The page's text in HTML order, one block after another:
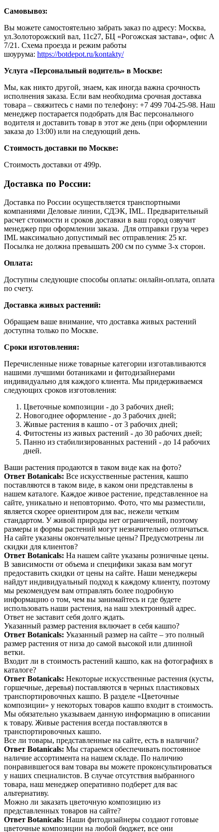
Самовывоз:
Вы можете самостоятельно забрать заказ по адресу: Москва,
ул.Золоторожский вал, 11с27, БЦ «Рогожская застава», офис А
7/21. Схема проезда и режим работы
шоурума: https://botdepot.ru/kontakty/
Услуга «Персональный водитель» в Москве:
Мы, как никто другой, знаем, как иногда важна срочность
исполнения заказа. Если вам необходима срочная доставка
товара – свяжитесь с нами по телефону: +7 499 704-25-98. Наш
менеджер постарается подобрать для Вас персонального
водителя и доставить товар в этот же день (при оформлении
заказа до 13:00) или на следующий день.
Стоимость доставки по Москве:
Cтоимость доставки от 499р.
Доставка по России:
Доставка по России осуществляется транспортными
компаниями Деловые линии, СДЭК, IML. Предварительный
расчет стоимости и сроков доставки в ваш город озвучит
менеджер при оформлении заказа. Для отправки груза через
IML максимально допустимый вес отправления: 25 кг.
Посылка не должна превышать 200 см по сумме 3-х сторон.
Оплата:
Доступны следующие способы оплаты: онлайн-оплата, оплата
по счету.
Доставка живых растений:
Обращаем ваше внимание, что доставка живых растений
доступна только по Москве.
Сроки изготовления:
Перечисленные ниже товарные категории изготавливаются
нашими лучшими ботаниками и фитодизайнерами
индивидуально для каждого клиента. Мы придерживаемся
следующих сроков изготовления:
Цветочные композиции - до 3 рабочих дней;
Новогоднее оформление - до 3 рабочих дней;
Живые растения в кашпо - от 3 рабочих дней;
Фитостены из живых растений - до 30 рабочих дней;
Панно из стабилизированных растений - до 14 рабочих
дней.
Ваши растения продаются в таком виде как на фото?
Ответ Botanicals: Все искусственные растения, кашпо
поставляются в таком виде, в каком они представлены в
нашем каталоге. Каждое живое растение, представленное на
сайте, уникально и неповторимо. Фото, что мы разместили,
является скорее ориентиром для вас, нежели четким
стандартом. У живой природы нет ограничений, поэтому
размеры и формы растений могут незначительно отличаться.
На сайте указаны окончательные цены? Предусмотрены ли
скидки для клиентов?
Ответ Botanicals: На нашем сайте указаны розничные цены.
В зависимости от объема и специфики заказа вам могут
предоставить скидки от цены на сайте. Наши менеджеры
найдут индивидуальный подход к каждому клиенту, поэтому
мы рекомендуем вам отправлять более подробную
информацию о том, чем вы занимайтесь и где будете
использовать наши растения, на наш электронный адрес.
Ответ не заставит себя долго ждать.
Указанный размер растения включает в себя кашпо?
Ответ Botanicals: Указанный размер на сайте – это полный
размер растения от низа до самой высокой или длинной
ветки.
Входит ли в стоимость растений кашпо, как на фотографиях в
каталоге?
Ответ Botanicals: Некоторые искусственные растения (кусты,
горшечные, деревья) поставляются в черных пластиковых
транспортировочных кашпо. В разделе «Цветочные
композиции» у некоторых товаров кашпо входит в стоимость.
Мы обязательно указываем данную информацию в описании
к товару. Живые растения всегда поставляются в
транспортировочных кашпо.
Все ли товары, представленные на сайте, есть в наличии?
Ответ Botanicals: Мы стараемся обеспечивать постоянное
наличие ассортимента на нашем складе. По наличию
понравившегося вам товара вы можете проконсультироваться
у наших специалистов. В случае отсутствия выбранного
товара, наш менеджер оперативно подберет для вас
альтернативу.
Можно ли заказать цветочную композицию из
представленных товаров на сайте?
Ответ Botanicals: Наши фитодизайнеры создают готовые
цветочные композиции на любой бюджет, все они